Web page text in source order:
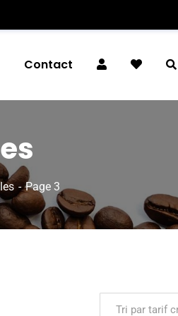
Contact
Page 3
Tri par tarif